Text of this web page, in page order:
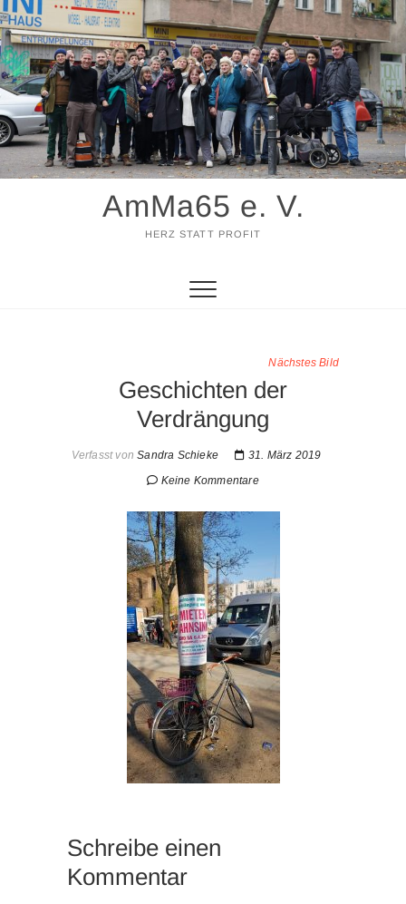
Zum
Inhalt
springen
AmMa65 e. V.
HERZ STATT PROFIT
Nächstes Bild
Geschichten der
Verdrängung
Verfasst von Sandra Schieke
31. März 2019
Keine Kommentare
Schreibe einen
Kommentar